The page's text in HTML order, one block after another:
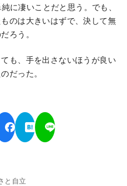
に凄いことだと思う。でも、
のは大きいはずで、決して無
ろう。
も、手を出さないほうが良い
だった。
と自立